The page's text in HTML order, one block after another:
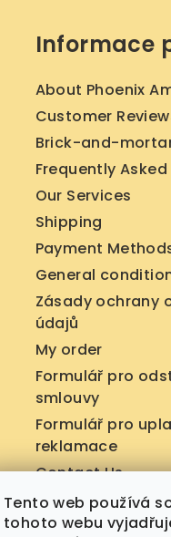
Tento web používá
tohoto webu
Informace
About Phoenix
Customer
Brick-and-
Frequently
Our Services
Shipping
Payment
General
Zásady ochrany
údajů
My order
Formulář pro
smlouvy
Formulář pro
reklamace
Contact Us